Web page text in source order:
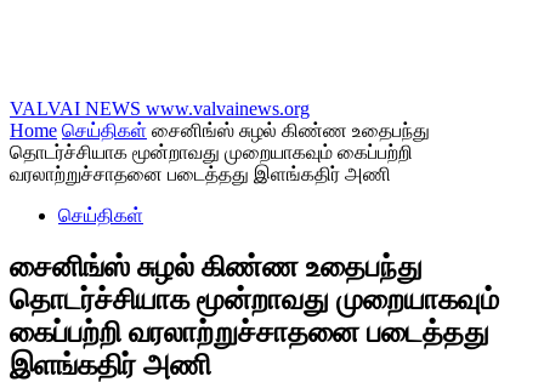
VALVAI NEWS www.valvainews.org
Home செய்திகள் சைனிங்ஸ் சுழல் கிண்ண உதைபந்து
தொடர்ச்சியாக மூன்றாவது முறையாகவும் கைப்பற்றி
வரலாற்றுச்சாதனை படைத்தது இளங்கதிர் அணி
செய்திகள்
சைனிங்ஸ் சுழல் கிண்ண உதைபந்து
தொடர்ச்சியாக மூன்றாவது முறையாகவும்
கைப்பற்றி வரலாற்றுச்சாதனை படைத்தது
இளங்கதிர் அணி